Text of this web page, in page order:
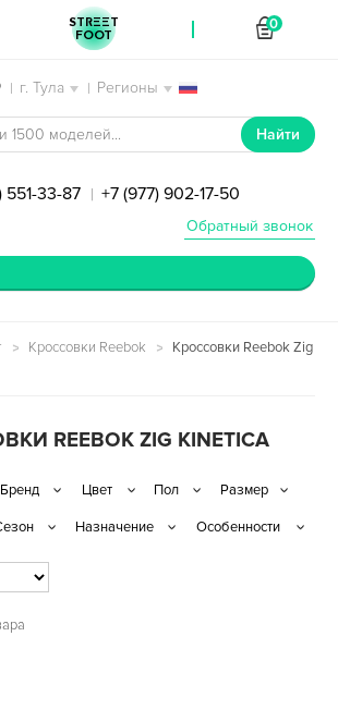
| г. Тула | Регионы
Найти
551-33-87 | +7 (977) 902-17-50
Обратный звонок
Кроссовки Reebok
Кроссовки Reebok Zig
REEBOK ZIG KINETICA
STREET
FOOT
0